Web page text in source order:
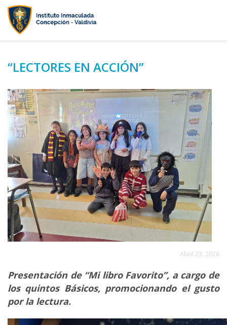
“LECTORES EN ACCIÓN”
Abril 23, 2026
Presentación de “Mi libro Favorito”, a cargo de
los quintos Básicos, promocionando el gusto
por la lectura.